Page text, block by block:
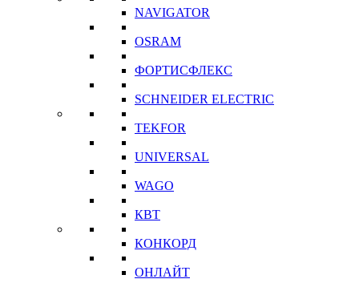
NAVIGATOR
OSRAM
ФОРТИСФЛЕКС
SCHNEIDER ELECTRIC
TEKFOR
UNIVERSAL
WAGO
КВТ
КОНКОРД
ОНЛАЙТ